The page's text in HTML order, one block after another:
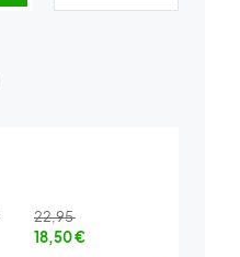
22,95
18,50€